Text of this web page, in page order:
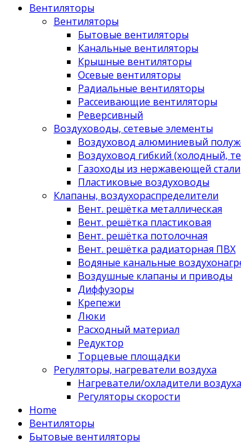
Вентиляторы
Вентиляторы
Бытовые вентиляторы
Канальные вентиляторы
Крышные вентиляторы
Осевые вентиляторы
Радиальные вентиляторы
Рассеивающие вентиляторы
Реверсивный
Воздуховоды, сетевые элементы
Воздуховод алюминиевый
Воздуховод гибкий (холодный,
Газоходы из нержавеющей стали
Пластиковые воздуховоды
Клапаны, воздухораспределители
Вент. решётка металлическая
Вент. решётка пластиковая
Вент. решётка потолочная
Вент. решётка радиаторная ПВХ
Водяные канальные
Воздушные клапаны и приводы
Диффузоры
Крепежи
Люки
Расходный материал
Редуктор
Торцевые площадки
Регуляторы, нагреватели воздуха
Нагреватели/охладители воздуха
Регуляторы скорости
Home
Вентиляторы
Бытовые вентиляторы